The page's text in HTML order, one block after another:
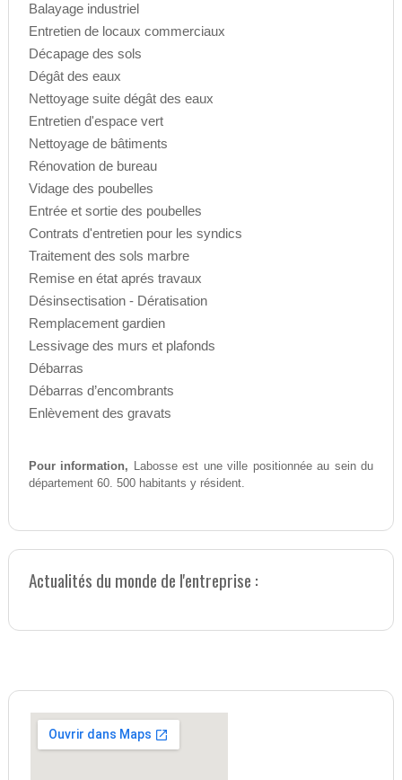
Balayage industriel
Entretien de locaux commerciaux
Décapage des sols
Dégât des eaux
Nettoyage suite dégât des eaux
Entretien d'espace vert
Nettoyage de bâtiments
Rénovation de bureau
Vidage des poubelles
Entrée et sortie des poubelles
Contrats d'entretien pour les syndics
Traitement des sols marbre
Remise en état aprés travaux
Désinsectisation - Dératisation
Remplacement gardien
Lessivage des murs et plafonds
Débarras
Débarras d’encombrants
Enlèvement des gravats
Pour information, Labosse est une ville positionnée au sein du
département 60. 500 habitants y résident.
Actualités du monde de l'entreprise :